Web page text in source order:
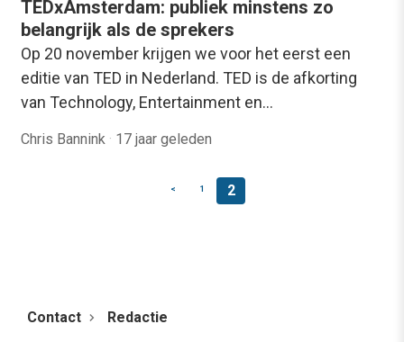
TEDxAmsterdam: publiek minstens zo
belangrijk als de sprekers
Op 20 november krijgen we voor het eerst een
editie van TED in Nederland. TED is de afkorting
van Technology, Entertainment en…
Chris Bannink · 17 jaar geleden
< 1 2
Contact Redactie